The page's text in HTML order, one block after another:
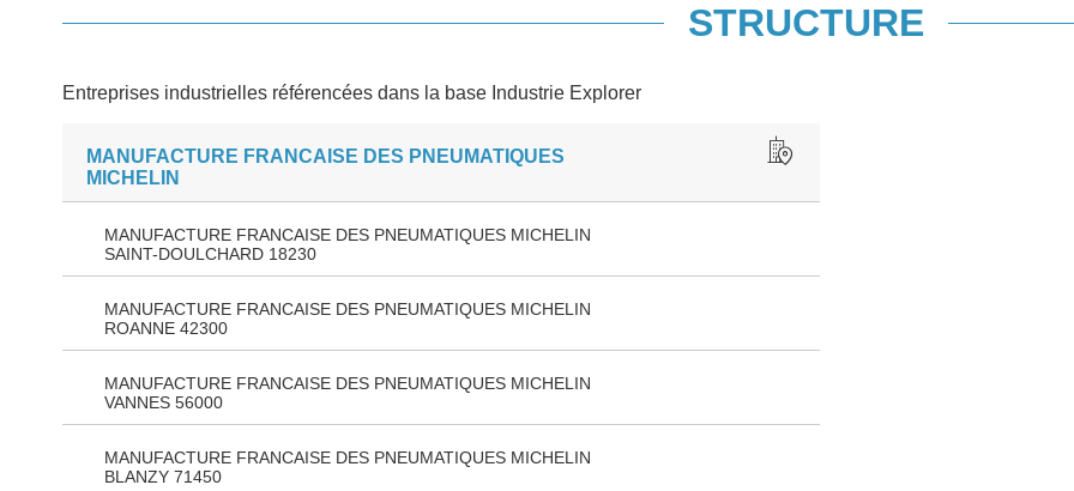
STRUCTURE
Entreprises industrielles référencées dans la base Industrie Explorer
MANUFACTURE FRANCAISE DES PNEUMATIQUES
MICHELIN
MANUFACTURE FRANCAISE DES PNEUMATIQUES MICHELIN
SAINT-DOULCHARD 18230
MANUFACTURE FRANCAISE DES PNEUMATIQUES MICHELIN
ROANNE 42300
MANUFACTURE FRANCAISE DES PNEUMATIQUES MICHELIN
VANNES 56000
MANUFACTURE FRANCAISE DES PNEUMATIQUES MICHELIN
BLANZY 71450